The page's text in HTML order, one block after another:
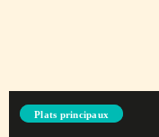
Plats principaux